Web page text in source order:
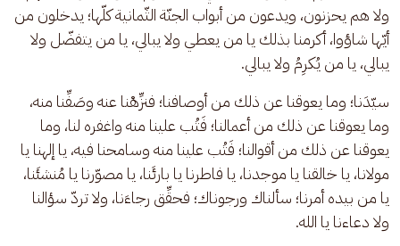
ولا هم يحزنون، ويدعون من أبواب الجنّة الثّمانية كلّها؛ يدخلون من
أيّها شاؤوا، أكرمنا بذلك يا من يعطي ولا يبالي، يا من يتفضّل ولا
يبالي، يا من يُكرِمُ ولا يبالي.
سيّدَنا؛ وما يعوقنا عن ذلك من أوصافنا؛ فنزِّهْنا عنه وصَفِّنا منه،
وما يعوقنا عن ذلك من أعمالنا؛ فَتُب علينا منه واغفره لنا، وما
يعوقنا عن ذلك من أقوالنا؛ فَتُب علينا منه وسامحنا فيه، يا إلهنا يا
مولانا، يا خالقنا يا موجدنا، يا فاطرنا يا بارئَنا، يا مصوّرنا يا مُنشئَنا،
يا من بيده أمرنا؛ سألناك ورجوناك؛ فحقِّق رجاءَنا، ولا تردّ سؤالنا
ولا دعاءنا يا الله.